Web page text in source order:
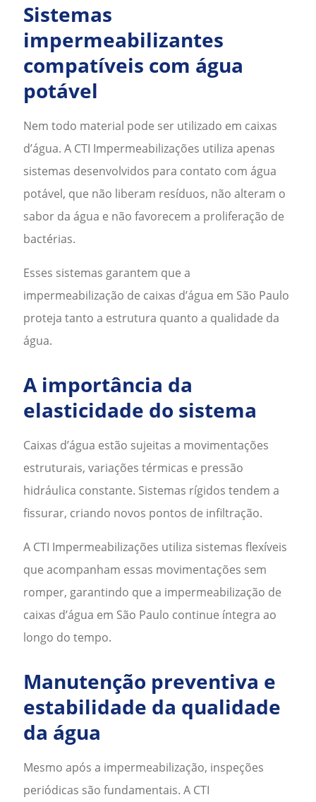
Sistemas
impermeabilizantes
compatíveis com água
potável
Nem todo material pode ser utilizado em caixas
d’água. A CTI Impermeabilizações utiliza apenas
sistemas desenvolvidos para contato com água
potável, que não liberam resíduos, não alteram o
sabor da água e não favorecem a proliferação de
bactérias.
Esses sistemas garantem que a
impermeabilização de caixas d’água em São Paulo
proteja tanto a estrutura quanto a qualidade da
água.
A importância da
elasticidade do sistema
Caixas d’água estão sujeitas a movimentações
estruturais, variações térmicas e pressão
hidráulica constante. Sistemas rígidos tendem a
fissurar, criando novos pontos de infiltração.
A CTI Impermeabilizações utiliza sistemas flexíveis
que acompanham essas movimentações sem
romper, garantindo que a impermeabilização de
caixas d’água em São Paulo continue íntegra ao
longo do tempo.
Manutenção preventiva e
estabilidade da qualidade
da água
Mesmo após a impermeabilização, inspeções
periódicas são fundamentais. A CTI